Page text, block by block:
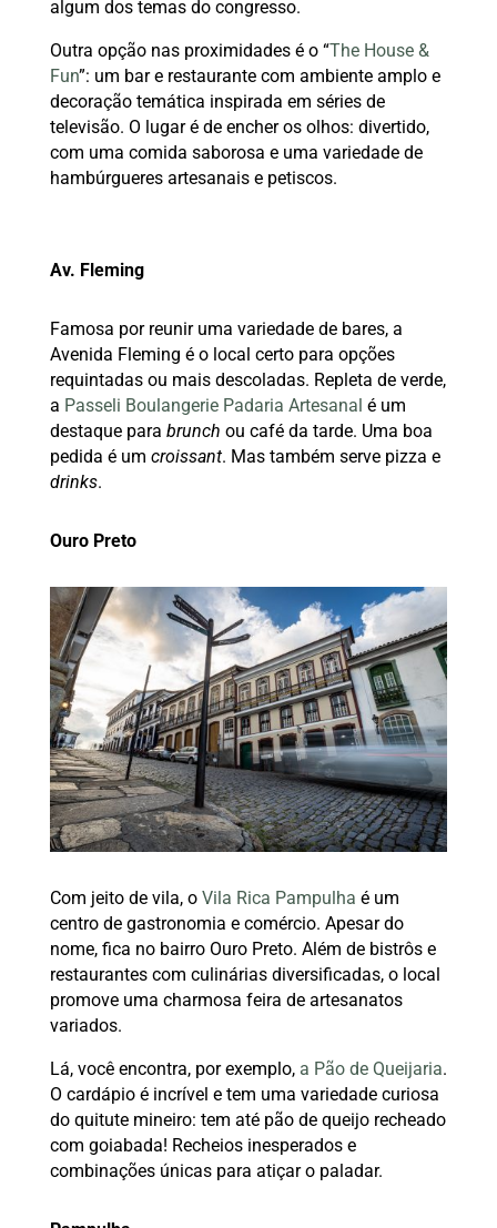
algum dos temas do congresso.
Outra opção nas proximidades é o “The House &
Fun”: um bar e restaurante com ambiente amplo e
decoração temática inspirada em séries de
televisão. O lugar é de encher os olhos: divertido,
com uma comida saborosa e uma variedade de
hambúrgueres artesanais e petiscos.
Av. Fleming
Famosa por reunir uma variedade de bares, a
Avenida Fleming é o local certo para opções
requintadas ou mais descoladas. Repleta de verde,
a Passeli Boulangerie Padaria Artesanal é um
destaque para brunch ou café da tarde. Uma boa
pedida é um croissant. Mas também serve pizza e
drinks.
Ouro Preto
Com jeito de vila, o Vila Rica Pampulha é um
centro de gastronomia e comércio. Apesar do
nome, fica no bairro Ouro Preto. Além de bistrôs e
restaurantes com culinárias diversificadas, o local
promove uma charmosa feira de artesanatos
variados.
Lá, você encontra, por exemplo, a Pão de Queijaria.
O cardápio é incrível e tem uma variedade curiosa
do quitute mineiro: tem até pão de queijo recheado
com goiabada! Recheios inesperados e
combinações únicas para atiçar o paladar.